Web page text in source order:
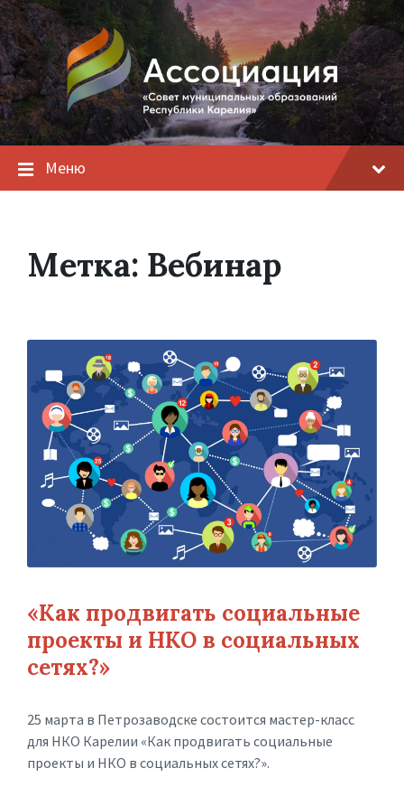
Меню
Метка: Вебинар
«Как продвигать социальные
проекты и НКО в социальных
сетях?»
25 марта в Петрозаводске состоится мастер-класс
для НКО Карелии «Как продвигать социальные
проекты и НКО в социальных сетях?».